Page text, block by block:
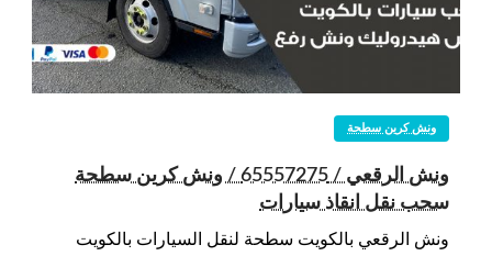
ونش كرين سطحة
ونش الرقعي / 65557275 / ونش كرين سطحة
سحب نقل انقاذ سيارات
ونش الرقعي بالكويت سطحة لنقل السيارات بالكويت